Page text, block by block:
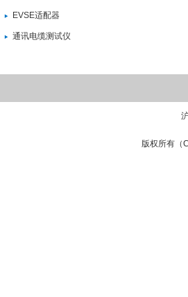
EVSE适配器
通讯电缆测试仪
版权所有（